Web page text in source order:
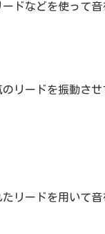
ドなどを使って
リードを振動させ
リードを用いて音